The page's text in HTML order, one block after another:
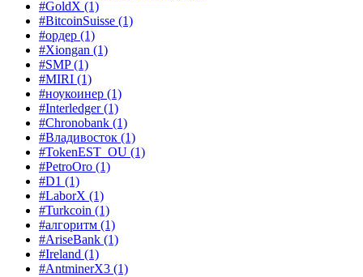
#GoldX (1)
#BitcoinSuisse (1)
#ордер (1)
#Xiongan (1)
#SMP(1)
#MIRI (1)
#ноукоинер (1)
#Interledger(1)
#Chronobank (1)
#Владивосток (1)
#TokenEST_OU (1)
#PetroOro (1)
#D1 (1)
#LaborX (1)
#Turkcoin (1)
#алгоритм (1)
#AriseBank (1)
#Ireland (1)
#AntminerX3 (1)